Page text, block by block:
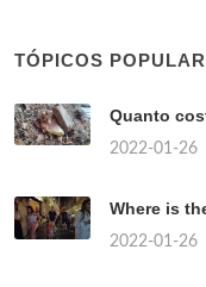
TÓPICOS
Quanto
2022-01-26
Where is
2022-01-26